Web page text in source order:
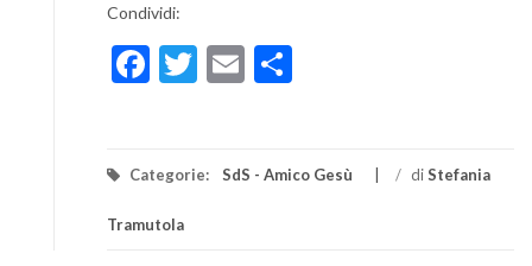
Condividi:
Facebook
Twitter
Email
Categorie: SdS - Amico Gesù / diStefania
Tramutola